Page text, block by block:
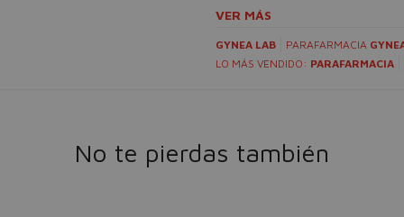
VER MÁS
GYNEA LAB PARAFARMACIA
LO MÁS VENDIDO: PARAFARMACIA
No te pierdas también